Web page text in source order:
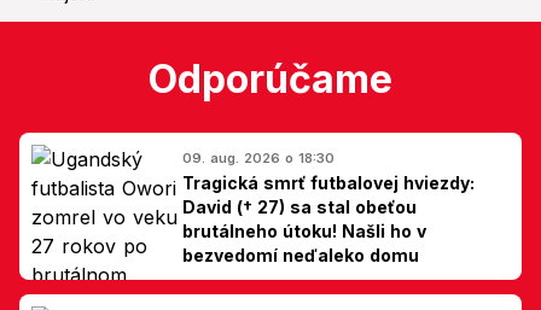
Odporúčame
09. aug. 2026 o 18:30
Tragická smrť futbalovej hviezdy:
David († 27) sa stal obeťou
brutálneho útoku! Našli ho v
bezvedomí neďaleko domu